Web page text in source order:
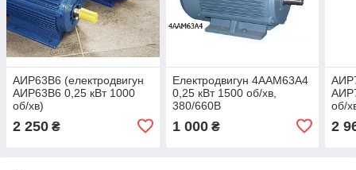
АИР63В6 (електродвигун
АИР63В6 0,25 кВт 1000
об/хв)
2 250 ₴
Електродвигун 4ААМ63А4
0,25 кВт 1500 об/хв,
380/660В
1 000₴
об/
2